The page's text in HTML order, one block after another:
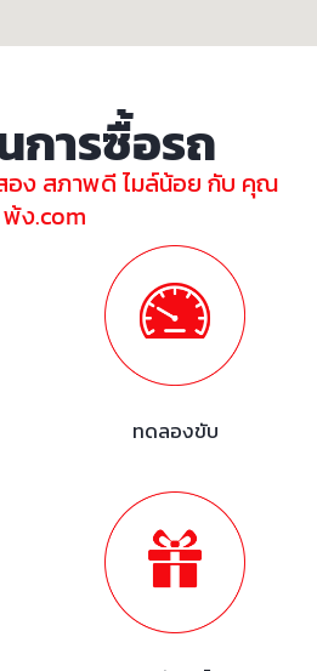
ารซื้อรถ
อง สภาพดี ไมล์น้อย กับ คุณ
พ้ง.com
ทดลองขับ